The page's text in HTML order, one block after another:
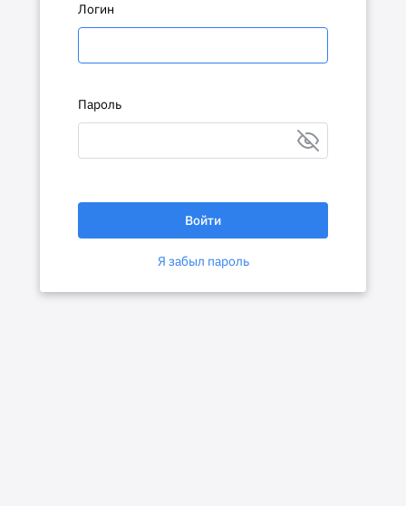
Логин
Пароль
Войти
Я забыл пароль